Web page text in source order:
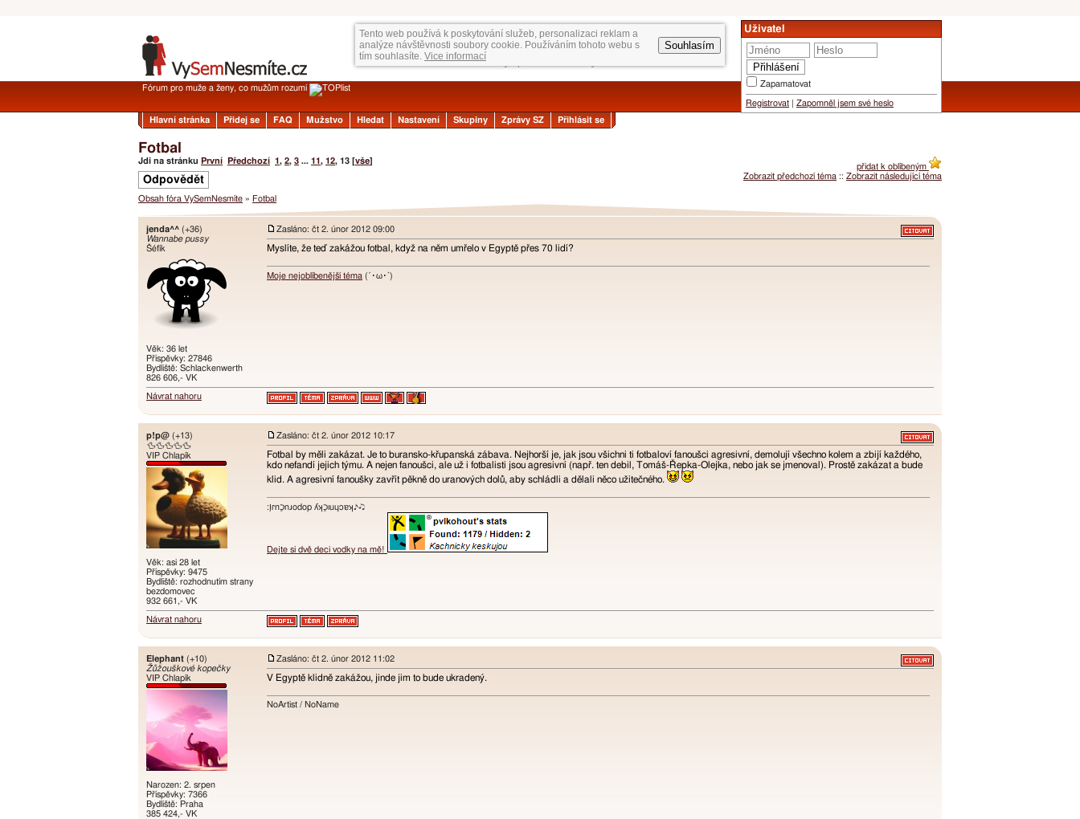
Tento web používá k poskytování služeb, personalizaci reklam a
analýze návštěvnosti soubory cookie. Používáním tohoto webu s
tím souhlasíte. Vice informací
Souhlasím
Uživatel
Zapamatovat
Registrovat Zapomněl jsem své heslo
Fórum pro muže a ženy, co mužům rozumí
Hlavní stránka Přidej se FAQ Mužstvo Hledat Nastavení Skupiny Zprávy SZ Přihlásit se
Fotbal
přidat k oblíbeným
Zobrazit předchozí téma :: Zobrazit následující téma
Jdi na stránku První Předchozí 1, 2, 3 ... 11, 12, 13 [vše]
Odpovědět
Obsah fóra VySemNesmíte » Fotbal
jenda^^ (+36)
Wannabe pussy
Šéfík
Věk: 36 let
Příspěvky: 27846
Bydliště: Schlackenwerth
826 606,- VK
Zasláno: čt 2. únor 2012 09:00
Myslíte, že teď zakážou fotbal, když na něm umřelo v Egyptě přes 70 lidí?
Moje nejoblíbenější téma (´･ω･`)
Návrat nahoru
p!p@ (+13)
🦆🦆🦆🦆🦆
VIP Chlapík
Věk: asi 28 let
Příspěvky: 9475
Bydliště: rozhodnutím strany
bezdomovec
932 661,- VK
Zasláno: čt 2. únor 2012 10:17
Fotbal by měli zakázat. Je to buransko-křupanská zábava. Nejhorší je, jak jsou všichni ti fotbaloví fanoušci agresivní, demolují všechno kolem a zbijí každého,
kdo nefandí jejich týmu. A nejen fanoušci, ale už i fotbalisti jsou agresivní (např. ten debil, Tomáš-Řepka-Olejka, nebo jak se jmenoval). Prostě zakázat a bude
klid. A agresivní fanoušky zavřít pěkně do uranových dolů, aby schládli a dělali něco užitečného.
:ו֥ɾnכַnɹodop ʎʞכַıuɥɔɐʞ♪♫
Dejte si dvě deci vodky na mě!
Návrat nahoru
Elephant (+10)
Žůžouškové kopečky
VIP Chlapík
Narozen: 2. srpen
Příspěvky: 7366
Bydliště: Praha
385 424,- VK
Zasláno: čt 2. únor 2012 11:02
V Egyptě klidně zakážou, jinde jim to bude ukradený.
NoArtist / NoName